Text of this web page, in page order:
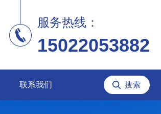
服务热线：
15022053882
联系我们